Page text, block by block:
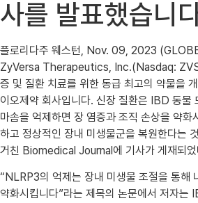
사를 발표했습니
플로리다주 웨스턴, Nov. 09, 2023
ZyVersa Therapeutics, Inc.(Nasdaq:
증 및 질환 치료를 위한 동급 최고의 약물을
이오제약 회사입니다. 신장 질환은 IBD 동물
마솜을 억제하면 장 염증과 조직 손상을 약
하고 정상적인 장내 미생물군을 복원한다는
거친 Biomedical Journal에 기사가 게재되었
“NLRP3의 억제는 장내 미생물 조절을 통해
약화시킵니다”라는 제목의 논문에서 저자는